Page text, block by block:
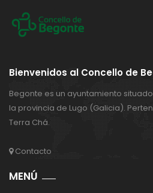
Bienvenidos al Concello de
Begonte es un ayuntamiento
la provincia de Lugo (Galicia).
Terra Chá.
Contacto
MENÚ